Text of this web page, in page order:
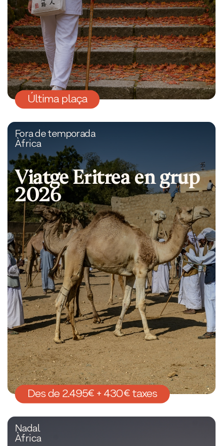
Última plaça
Fora de temporada
Àfrica
Viatge Eritrea en grup
2026
Des de 2.495€ + 430€ taxes
Nadal
Àfrica